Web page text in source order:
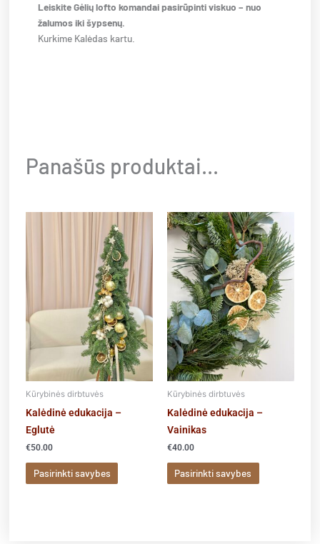
Leiskite Gėlių lofto komandai pasirūpinti viskuo – nuo
žalumos iki šypsenų.
Kurkime Kalėdas kartu.
Panašūs produktai...
Kūrybinės dirbtuvės
Kalėdinė edukacija –
Eglutė
€50.00
Pasirinkti savybes
product
has
multiple
variants.
The
options
may
be
chosen
on
Kūrybinės dirbtuvės
Kalėdinė edukacija –
Vainikas
€40.00
Pasirinkti savybes
This
product
has
multiple
variants.
The
options
may
be
chosen